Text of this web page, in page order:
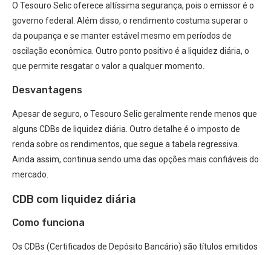
O Tesouro Selic oferece altíssima segurança, pois o emissor é o
governo federal. Além disso, o rendimento costuma superar o
da poupança e se manter estável mesmo em períodos de
oscilação econômica. Outro ponto positivo é a liquidez diária, o
que permite resgatar o valor a qualquer momento.
Desvantagens
Apesar de seguro, o Tesouro Selic geralmente rende menos que
alguns CDBs de liquidez diária. Outro detalhe é o imposto de
renda sobre os rendimentos, que segue a tabela regressiva.
Ainda assim, continua sendo uma das opções mais confiáveis do
mercado.
CDB com liquidez diária
Como funciona
Os CDBs (Certificados de Depósito Bancário) são títulos emitidos